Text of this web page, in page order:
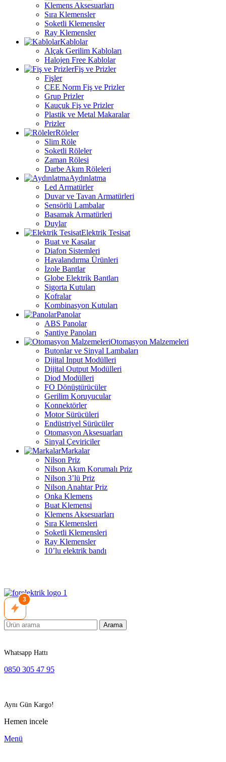
Klemens Aksesuarları
Sıra Klemensler
Soketli Klemensler
Ray Klemensler
Kablolar
Alçak Gerilim Kabloları
Halojen Free Kablolar
Fiş ve Prizler
Fişler
CEE Norm Fiş ve Prizler
Grup Prizler
Kauçuk Fiş ve Prizler
Plastik ve Metal Makaralar
Prizler
Röleler
Slim Röle
Soketli Röleler
Zaman Rölesi
Darbe Akım Röleleri
Aydınlatma
Led Armatürler
Duvar ve Tavan Armatürleri
Sensörlü Lambalar
Basamak Armatürleri
Duylar
Elektrik Tesisat
Buat ve Kasalar
Diafon Sistemleri
Havalandırma Ürünleri
İzole Bantlar
Globe Elektrik Bantları
Sigorta Kutuları
Kofralar
Kombinasyon Kutuları
Panolar
ABS Panolar
Şantiye Panoları
Otomasyon Malzemeleri
Butonlar ve Sinyal Lambaları
Dijital Input Modülleri
Dijital Output Modülleri
Diod Modülleri
FO Dönüştürücüler
Gerilim Koruyucular
Konnektörler
Motor Sürücüleri
Endüstriyel Sürücüler
Otomasyon Aksesuarları
Sinyal Çeviriciler
Markalar
Nilson Priz
Nilson Akım Korumalı Priz
Nilson 3’lü Priz
Nilson Anahtar Priz
Onka Klemens
Buat Klemensi
Klemens Aksesuarları
Sıra Klemensleri
Soketli Klemensleri
Ray Klemensler
10’lu elektrik bandı
3
Arama
Whatsapp Hattı
0850 305 47 95
Aynı Gün Kargo!
Hemen incele
Menü